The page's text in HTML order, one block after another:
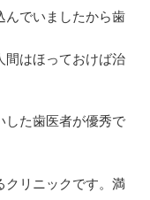
んでいましたから歯
間はほっておけば治
た歯医者が優秀で
クリニックです。満